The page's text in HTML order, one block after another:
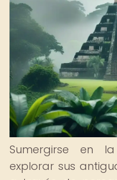
Sumergirse en
explorar sus